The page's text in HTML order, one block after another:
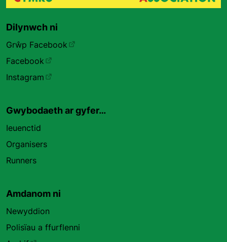
Dilynwch ni
Grŵp Facebook
Facebook
Instagram
Gwybodaeth ar gyfer…
Ieuenctid
Organisers
Runners
Amdanom ni
Newyddion
Polisïau a ffurflenni